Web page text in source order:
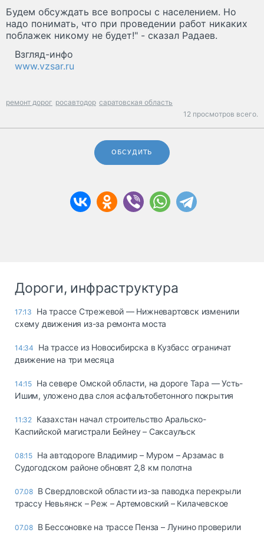
Будем обсуждать все вопросы с населением. Но
надо понимать, что при проведении работ никаких
поблажек никому не будет!" - сказал Радаев.
Взгляд-инфо
www.vzsar.ru
ремонт дорог росавтодор саратовская область
12 просмотров всего.
ОБСУДИТЬ
Дороги, инфраструктура
17:13
На трассе Стрежевой — Нижневартовск изменили
схему движения из-за ремонта моста
14:34
На трассе из Новосибирска в Кузбасс ограничат
движение на три месяца
14:15 На севере Омской области, на дороге Тара — Усть-
Ишим, уложено два слоя асфальтобетонного покрытия
11:32 Казахстан начал строительство Аральско-
Каспийской магистрали Бейнеу – Саксаульск
08:15 На автодороге Владимир – Муром – Арзамас в
Судогодском районе обновят 2,8 км полотна
07.08 В Свердловской области из-за паводка перекрыли
трассу Невьянск – Реж – Артемовский – Килачевское
07.08 В Бессоновке на трассе Пенза – Лунино проверили